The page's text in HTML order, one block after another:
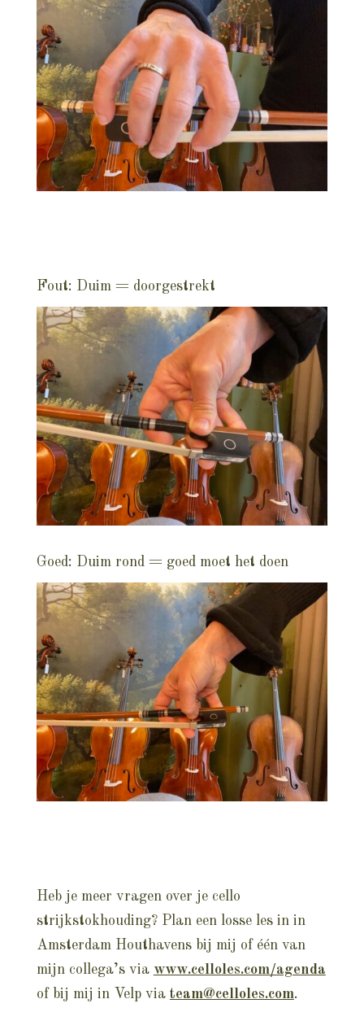
Fout: Duim = doorgestrekt
Goed: Duim rond = goed moet het doen
Heb je meer vragen over je cello
strijkstokhouding? Plan een losse les in in
Amsterdam Houthavens bij mij of één van
mijn collega’s via www.celloles.com/agenda
of bij mij in Velp via team@celloles.com.